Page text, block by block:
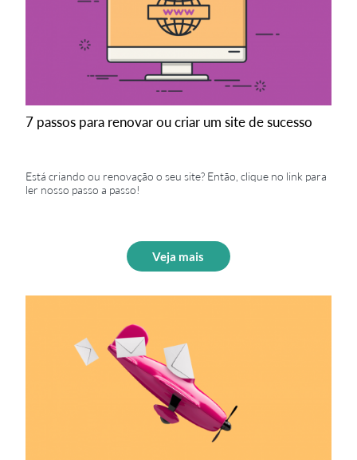
7 passos para renovar ou criar um site de sucesso
Está criando ou renovação o seu site? Então, clique no link para
ler nosso passo a passo!
Veja mais